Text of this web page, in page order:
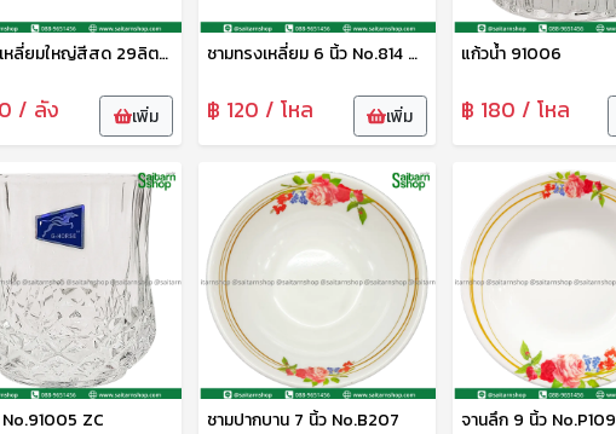
กระติกเหลี่ยมใหญ่สีสด 29ลิตร No.259
/ ลัง เพิ่ม
ชามทรงเหลี่ยม 6 นิ้ว No.814 ดาว
฿ 120 / โหล เพิ่ม
แก้วน้ำ 91006
฿ 180 / โหล
ZC ชามปากบาน 7 นิ้ว No.B207 จานลึก 9 นิ้ว No.P109